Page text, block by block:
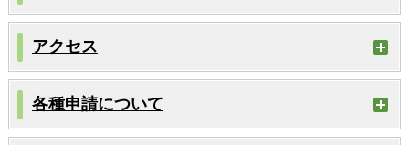
アクセス
各種申請について